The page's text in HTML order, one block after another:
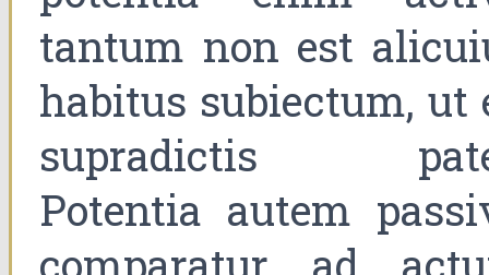
tantum non est
habitus subiectum, ut
supradictis
Potentia autem